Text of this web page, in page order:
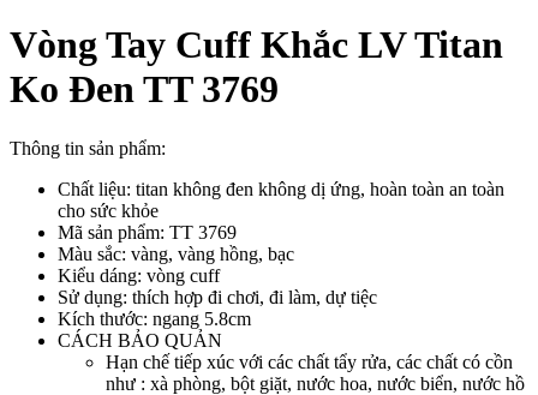
số
lượng
Vòng Tay Cuff Khắc LV Titan
Ko Đen TT 3769
Thông tin sản phẩm:
Chất liệu: titan không đen không dị ứng, hoàn toàn an toàn
cho sức khỏe
Mã sản phẩm: TT 3769
Màu sắc: vàng, vàng hồng, bạc
Kiểu dáng: vòng cuff
Sử dụng: thích hợp đi chơi, đi làm, dự tiệc
Kích thước: ngang 5.8cm
CÁCH BẢO QUẢN
Hạn chế tiếp xúc với các chất tẩy rửa, các chất có cồn
như : xà phòng, bột giặt, nước hoa, nước biển, nước hồ